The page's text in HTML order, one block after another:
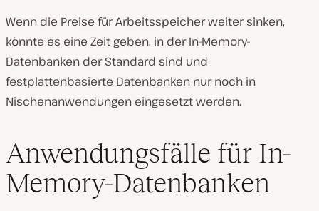
Wenn die Preise für Arbeitsspeicher weiter sinken,
könnte es eine Zeit geben, in der In-Memory-
Datenbanken der Standard sind und
festplattenbasierte Datenbanken nur noch in
Nischenanwendungen eingesetzt werden.
Anwendungsfälle für In-
Memory-Datenbanken